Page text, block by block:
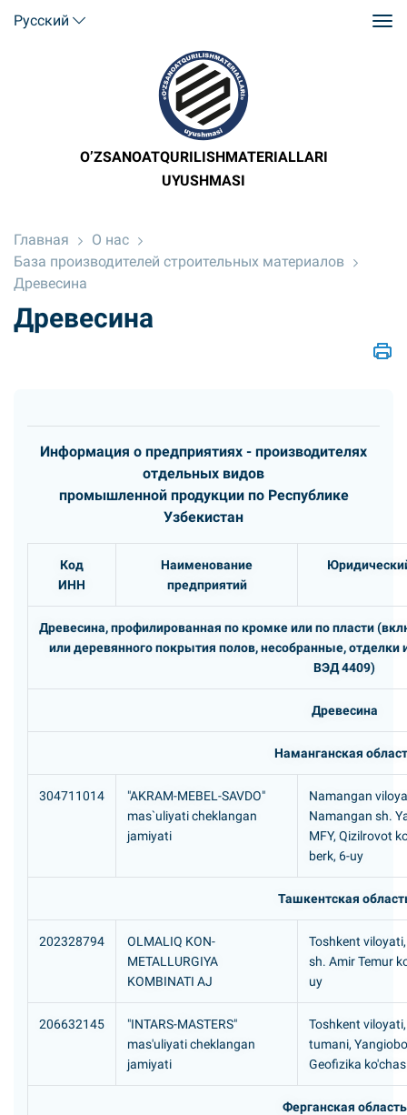
Русский
O’ZSANOATQURILISHMATERIALLARI
UYUSHMASI
Главная
О нас
База производителей строительных материалов
Древесина
Древесина
Информация о предприятиях - производителях
отдельных видов
промышленной продукции по Республике
Узбекистан
Код
ИНН
Наименование
предприятий
Древесина, профилированная по кромке или по пласти
или деревянного покрытия полов, несобранные,
ВЭД 4409)
Древесина
Наманганская
304711014
"AKRAM-MEBEL-SAVDO"
mas`uliyati cheklangan
jamiyati
Namangan
Namangan sh.
MFY, Qizilrovot
berk, 6-uy
Ташкентская
202328794
OLMALIQ KON-
METALLURGIYA
KOMBINATI AJ
Toshkent
sh. Amir Temur
uy
206632145
"INTARS-MASTERS"
mas'uliyati cheklangan
jamiyati
Toshkent
tumani,
Geofizika
Ферганская область